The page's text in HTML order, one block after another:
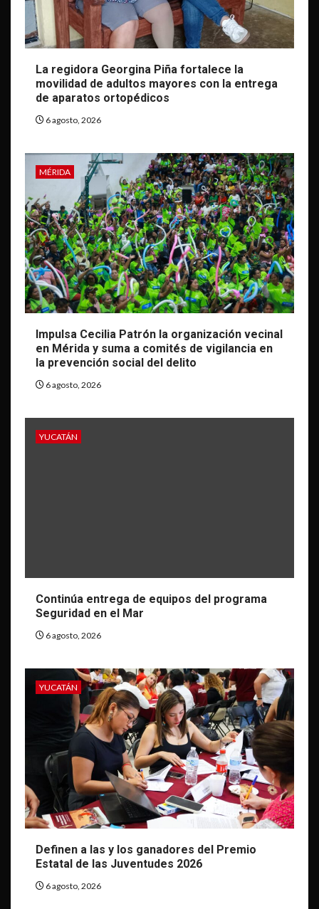
La regidora Georgina Piña fortalece la
movilidad de adultos mayores con la entrega
de aparatos ortopédicos
6 agosto, 2026
MÉRIDA
Impulsa Cecilia Patrón la organización vecinal
en Mérida y suma a comités de vigilancia en
la prevención social del delito
6 agosto, 2026
YUCATÁN
Continúa entrega de equipos del programa
Seguridad en el Mar
6 agosto, 2026
YUCATÁN
Definen a las y los ganadores del Premio
Estatal de las Juventudes 2026
6 agosto, 2026